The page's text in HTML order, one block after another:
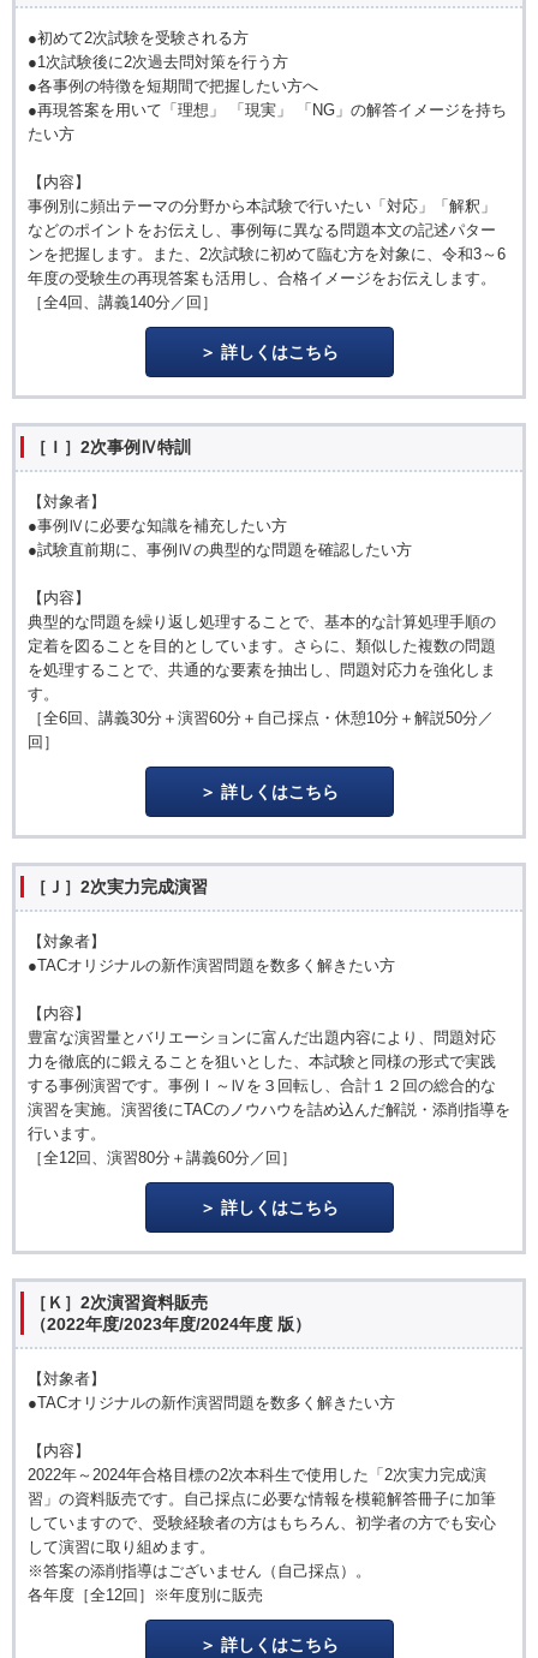
●初めて2次試験を受験される方
●1次試験後に2次過去問対策を行う方
●各事例の特徴を短期間で把握したい方へ
●再現答案を用いて「理想」 「現実」 「NG」の解答イメージを持ち
たい方
【内容】
事例別に頻出テーマの分野から本試験で行いたい「対応」「解釈」
などのポイントをお伝えし、事例毎に異なる問題本文の記述パター
ンを把握します。また、2次試験に初めて臨む方を対象に、令和3～6
年度の受験生の再現答案も活用し、合格イメージをお伝えします。
［全4回、講義140分／回］
詳しくはこちら
［Ｉ］2次事例Ⅳ特訓
【対象者】
●事例Ⅳに必要な知識を補充したい方
●試験直前期に、事例Ⅳの典型的な問題を確認したい方
【内容】
典型的な問題を繰り返し処理することで、基本的な計算処理手順の
定着を図ることを目的としています。さらに、類似した複数の問題
を処理することで、共通的な要素を抽出し、問題対応力を強化しま
す。
［全6回、講義30分＋演習60分＋自己採点・休憩10分＋解説50分／
回］
詳しくはこちら
［Ｊ］2次実力完成演習
【対象者】
●TACオリジナルの新作演習問題を数多く解きたい方
【内容】
豊富な演習量とバリエーションに富んだ出題内容により、問題対応
力を徹底的に鍛えることを狙いとした、本試験と同様の形式で実践
する事例演習です。事例Ⅰ～Ⅳを３回転し、合計１２回の総合的な
演習を実施。演習後にTACのノウハウを詰め込んだ解説・添削指導を
行います。
［全12回、演習80分＋講義60分／回］
詳しくはこちら
［Ｋ］2次演習資料販売
（2022年度/2023年度/2024年度 版）
【対象者】
●TACオリジナルの新作演習問題を数多く解きたい方
【内容】
2022年～2024年合格目標の2次本科生で使用した「2次実力完成演
習」の資料販売です。自己採点に必要な情報を模範解答冊子に加筆
していますので、受験経験者の方はもちろん、初学者の方でも安心
して演習に取り組めます。
※答案の添削指導はございません（自己採点）。
各年度［全12回］※年度別に販売
詳しくはこちら